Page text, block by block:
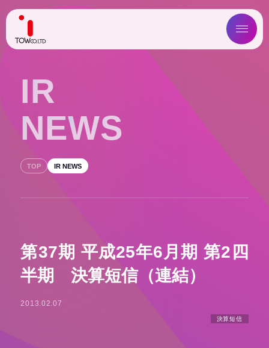
ABOUT US
WORKS
COMPANY
IR
IR
NEWS
TOP IR NEWS
第37期 平成25年6月期 第2四
半期 決算短信（連結）
2013.02.07
決算短信